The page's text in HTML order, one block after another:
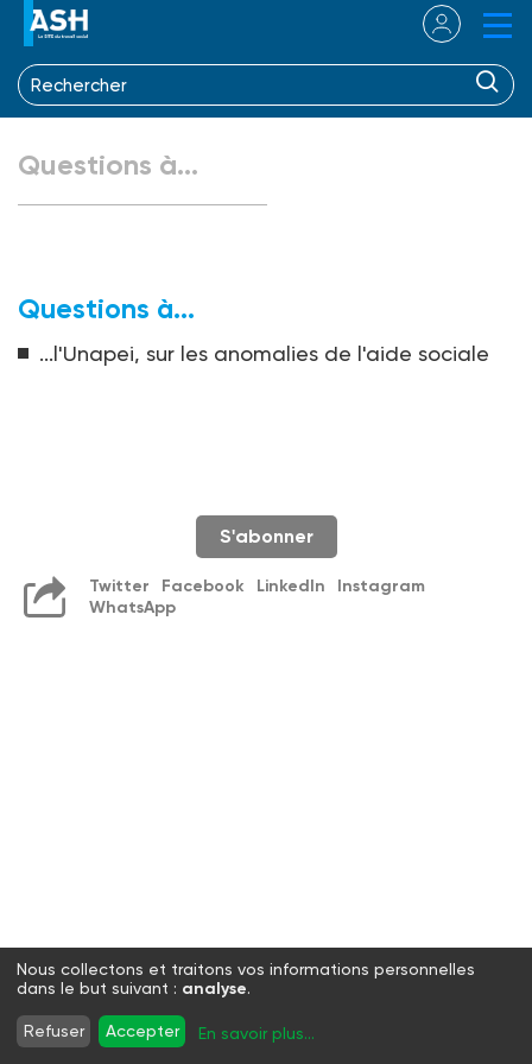
Questions à...
Questions à...
...l'Unapei, sur les anomalies de l'aide sociale
S'abonner
Twitter Facebook LinkedIn
Instagram
WhatsApp
Nous collectons et traitons vos informations personnelles
dans le but suivant : analyse.
Refuser Accepter En savoir plus...